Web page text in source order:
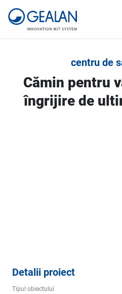
centru de
Cămin pentru
îngrijire de
Detalii proiect
Tipul obiectului